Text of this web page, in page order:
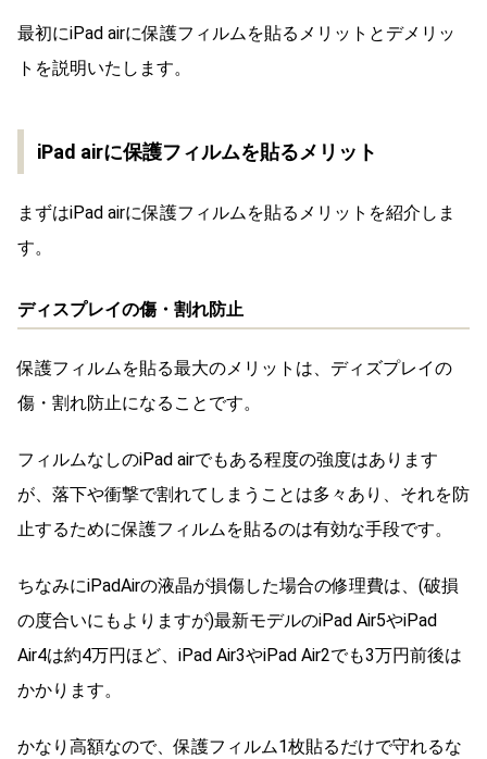
最初にiPad airに保護フィルムを貼るメリットとデメリッ
トを説明いたします。
iPad airに保護フィルムを貼るメリット
まずはiPad airに保護フィルムを貼るメリットを紹介しま
す。
ディスプレイの傷・割れ防止
保護フィルムを貼る最大のメリットは、ディズプレイの
傷・割れ防止になることです。
フィルムなしのiPad airでもある程度の強度はあります
が、落下や衝撃で割れてしまうことは多々あり、それを防
止するために保護フィルムを貼るのは有効な手段です。
ちなみにiPadAirの液晶が損傷した場合の修理費は、(破損
の度合いにもよりますが)最新モデルのiPad Air5やiPad
Air4は約4万円ほど、iPad Air3やiPad Air2でも3万円前後は
かかります。
かなり高額なので、保護フィルム1枚貼るだけで守れるな